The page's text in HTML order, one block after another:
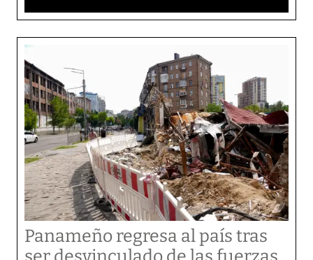
Panameño regresa al país tras